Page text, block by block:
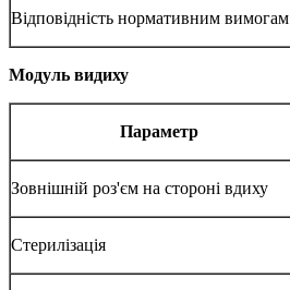
Відповідність нормативним вимогам
Модуль видиху
Параметр
Зовнішній роз'єм на стороні вдиху
Стерилізація